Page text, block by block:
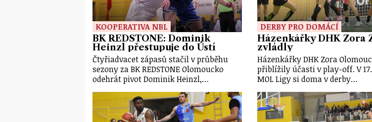
KOOPERATIVA NBL
BK REDSTONE: Dominik
Heinzl přestupuje do Ústí
Čtyřiadvacet zápasů stačil v průběhu
sezony za BK REDSTONE Olomoucko
odehrát pivot Dominik Heinzl,…
DERBY PRO DOMÁCÍ
Házenkářky DHK Zora
zvládly
Házenkářky DHK Zora
přiblížily účasti v play-off. V
MOL Ligy si doma v derby…